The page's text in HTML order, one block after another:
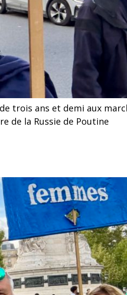
trois ans et demi aux
de la Russie de Poutine